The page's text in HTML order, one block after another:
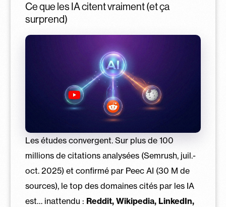
Ce que les IA citent vraiment (et ça
surprend)
Les études convergent. Sur plus de 100
millions de citations analysées (Semrush, juil.-
oct. 2025) et confirmé par Peec AI (30 M de
sources), le top des domaines cités par les IA
est… inattendu : Reddit, Wikipedia, LinkedIn,